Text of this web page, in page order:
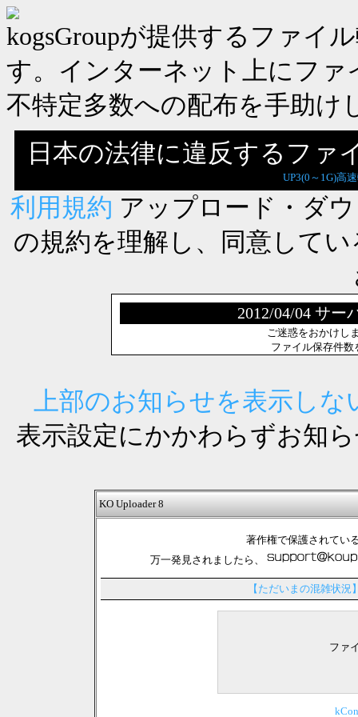
kogsGroupが提供するファイ
す。インターネット上にフ
不特定多数への配布を手助け
日本の法律に違反するファ
UP3(0～1G)高
利用規約 アップロード・ダ
の規約を理解し、同意して
2012/04/04 サー
ご迷惑をおかけし
ファイル保存件
上部のお知らせを表示しな
表示設定にかかわらずお知
KO Uploader 8
著作権で保護されてい
万一発見されましたら、
【ただいまの混雑状況
ファ